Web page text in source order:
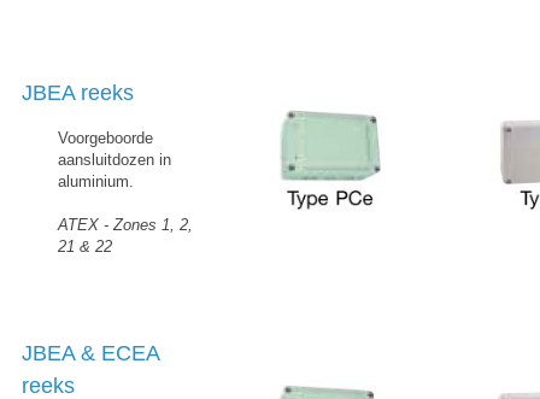
JBEA reeks
Voorgeboorde
aansluitdozen in
aluminium.
ATEX - Zones 1, 2,
21 & 22
JBEA & ECEA
reeks